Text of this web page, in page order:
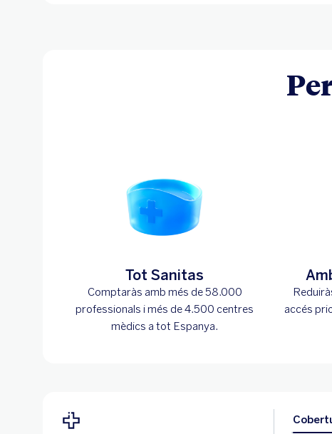
Tot Sanitas
Comptaràs amb més de 58.000
professionals i més de 4.500 centres
mèdics a tot Espanya.
accés